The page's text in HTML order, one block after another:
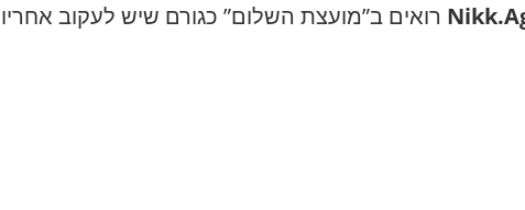
רואים ב”מועצת השלום” כגורם שיש לעקוב